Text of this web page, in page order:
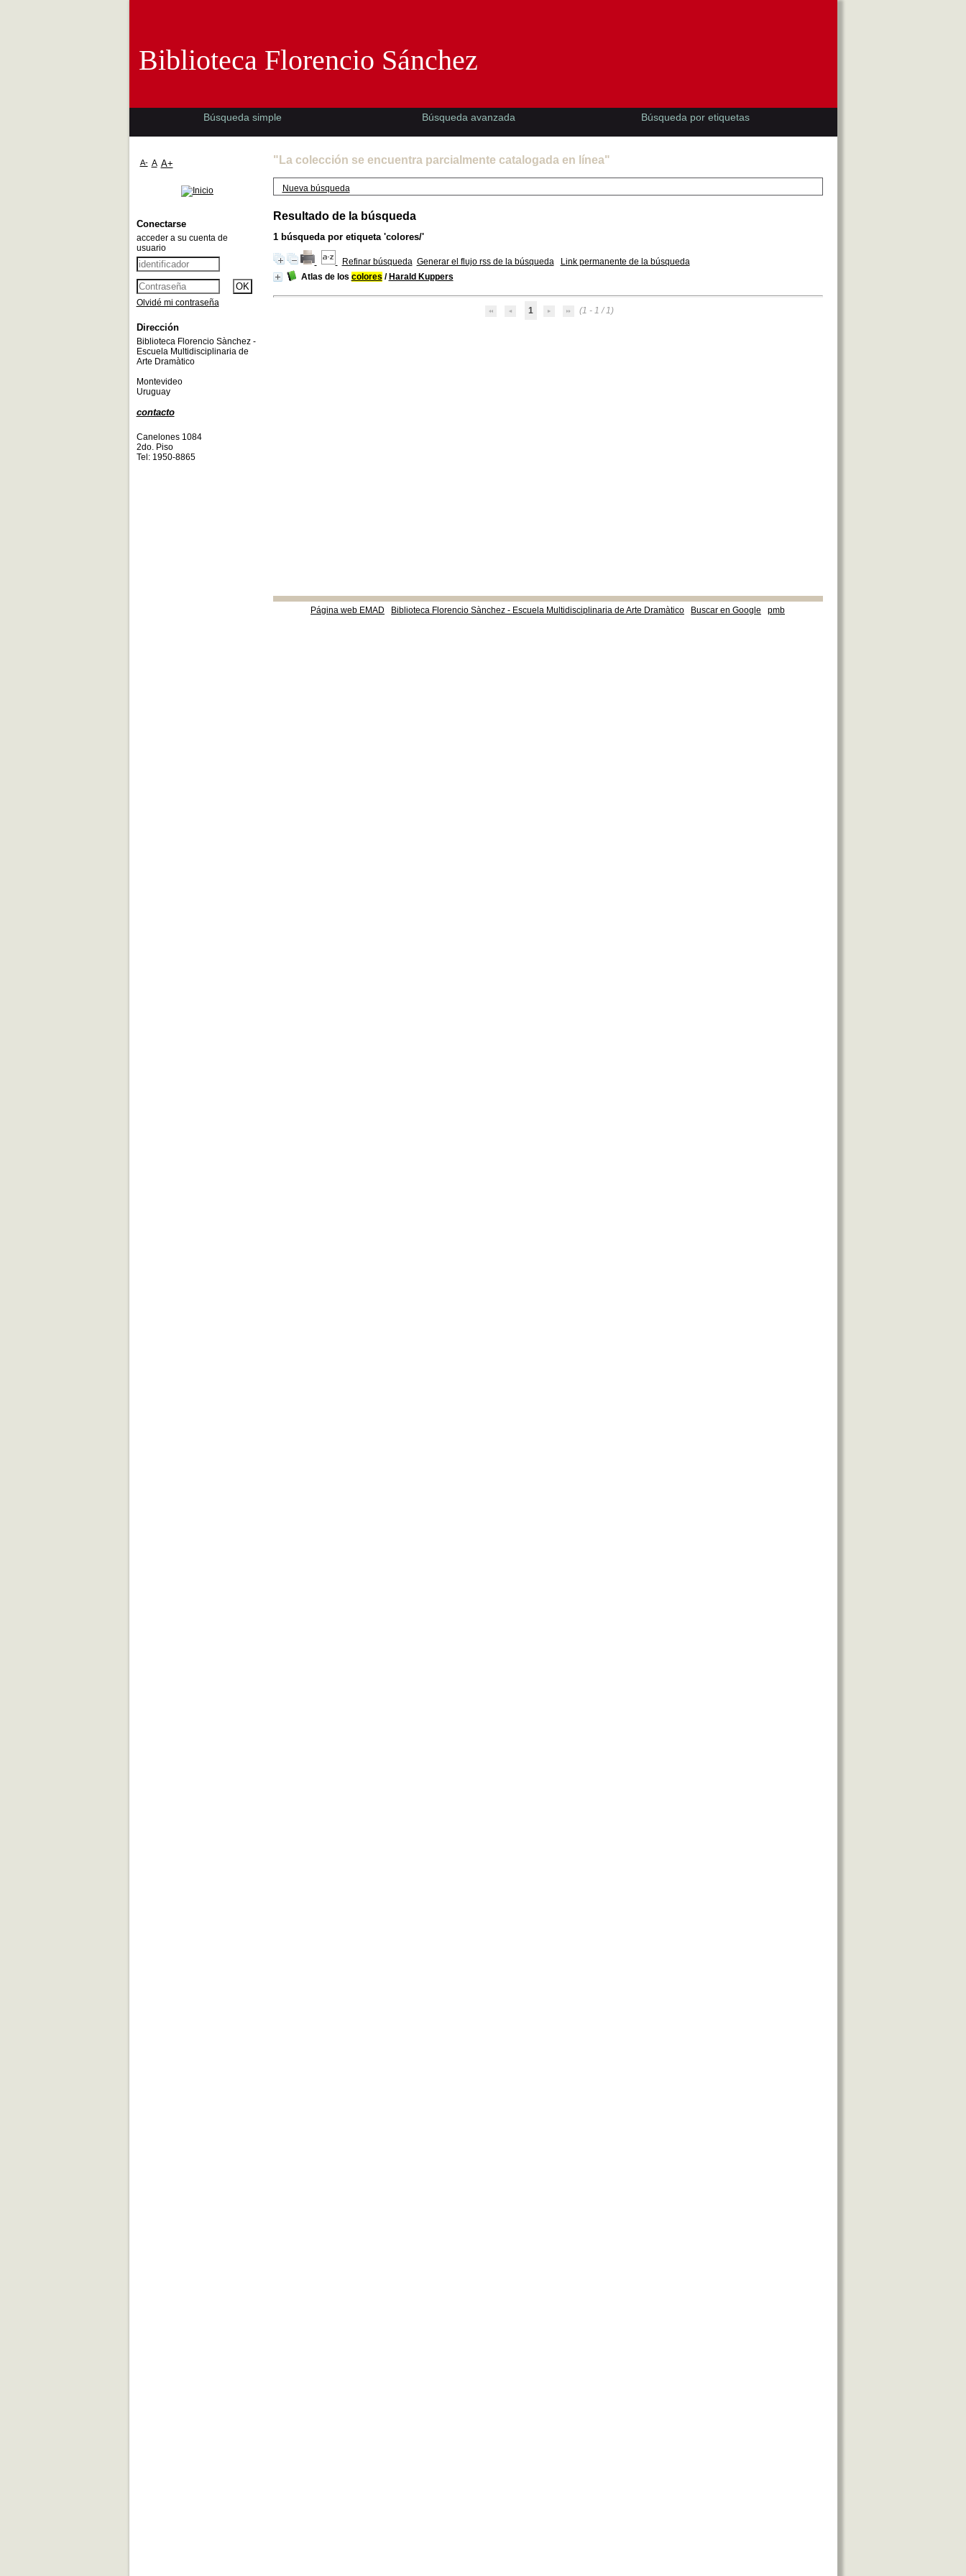
"La colección se encuentra parcialmente catalogada en línea"
Nueva búsqueda
Resultado de la búsqueda
1búsqueda por etiqueta 'colores/'
Refinar búsqueda Generar el flujo rss de la búsqueda
Link permanente de la búsqueda
Atlas de los colores / Harald Kuppers
1 (1 - 1 / 1)
Página web EMAD Biblioteca Florencio Sànchez - Escuela Multidisciplinaria de Arte Dramàtico Buscar en Google pmb
Biblioteca Florencio Sánchez
Búsqueda simple Búsqueda avanzada Búsqueda por etiquetas
A- A A+
Conectarse
acceder a su cuenta de
usuario
Olvidé mi contraseña
Dirección
Biblioteca Florencio Sànchez -
Escuela Multidisciplinaria de
Arte Dramàtico
Montevideo
Uruguay
contacto
Canelones 1084
2do. Piso
Tel: 1950-8865